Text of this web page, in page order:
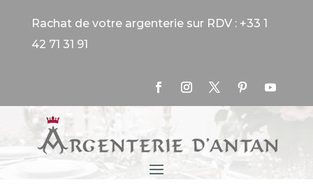
Rachat de votre argenterie sur RDV : +33 1
42 71 31 91